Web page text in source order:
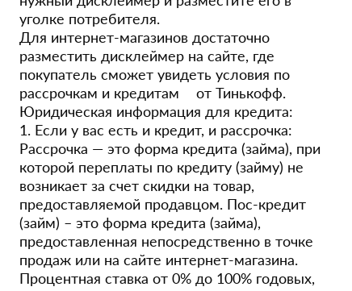
уголке потребителя.
Для интернет-магазинов достаточно
разместить дисклеймер на сайте, где
покупатель сможет увидеть условия по
рассрочкам и кредитам от Тинькофф.
Юридическая информация для кредита:
1. Если у вас есть и кредит, и рассрочка:
Рассрочка — это форма кредита (займа), при
которой переплаты по кредиту (займу) не
возникает за счет скидки на товар,
предоставляемой продавцом. Пос-кредит
(займ) – это форма кредита (займа),
предоставленная непосредственно в точке
продаж или на сайте интернет-магазина.
Процентная ставка от 0% до 100% годовых,